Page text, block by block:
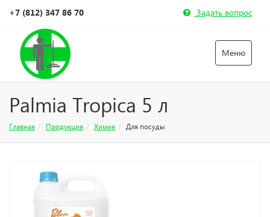
+7 (812) 347 86 70 Задать вопрос
Меню
Palmia Tropica 5 л
Главная Продукция Химия Для посуды